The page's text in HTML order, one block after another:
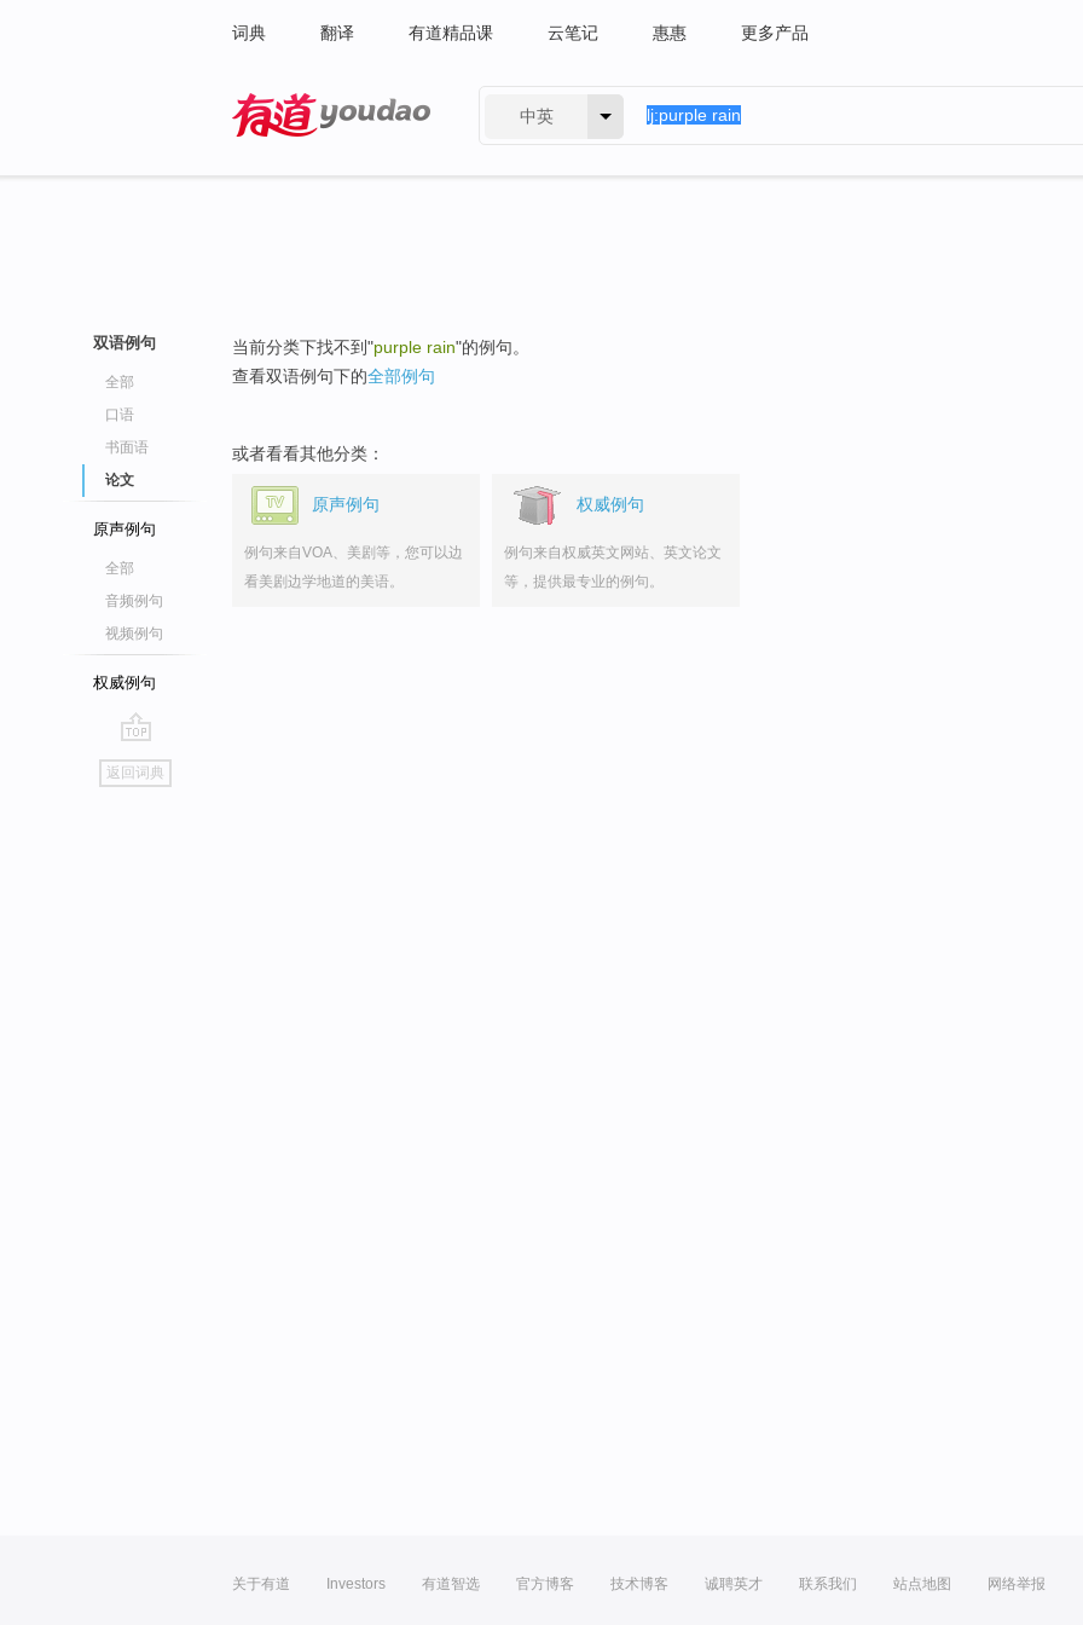
词典 翻译 有道精品课 云笔记 惠惠 更多产品
中英
双语例句
全部
口语
书面语
论文
原声例句
全部
音频例句
视频例句
权威例句
go
top
返回词典
当前分类下找不到"purple rain"的例句。
查看双语例句下的全部例句
或者看看其他分类：
原声例句
例句来自VOA、美剧等，您可以边
看美剧边学地道的美语。
权威例句
例句来自权威英文网站、英文论文
等，提供最专业的例句。
关于有道 Investors 有道智选 官方博客 技术博客 诚聘英才 联系我们 站点地图 网络举报